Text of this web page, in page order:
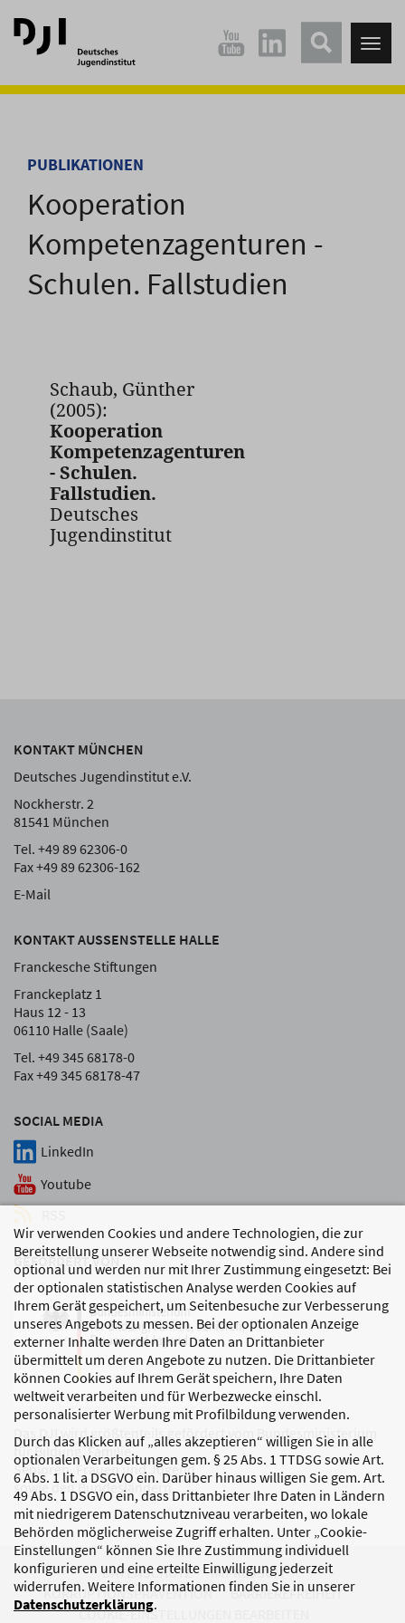
Direkt
zum
Hauptinhalt
Direkt
zum
Hauptmenü
Wir verwenden Cookies und andere Technologien, die zur
Bereitstellung unserer Webseite notwendig sind. Andere sind
optional und werden nur mit Ihrer Zustimmung eingesetzt: Bei
der optionalen statistischen Analyse werden Cookies auf
Ihrem Gerät gespeichert, um Seitenbesuche zur Verbesserung
unseres Angebots zu messen. Bei der optionalen Anzeige
externer Inhalte werden Ihre Daten an Drittanbieter
übermittelt um deren Angebote zu nutzen. Die Drittanbieter
können Cookies auf Ihrem Gerät speichern, Ihre Daten
weltweit verarbeiten und für Werbezwecke einschl.
personalisierter Werbung mit Profilbildung verwenden.
Durch das Klicken auf „alles akzeptieren“ willigen Sie in alle
optionalen Verarbeitungen gem. § 25 Abs. 1 TTDSG sowie Art.
6 Abs. 1 lit. a DSGVO ein. Darüber hinaus willigen Sie gem. Art.
49 Abs. 1 DSGVO ein, dass Drittanbieter Ihre Daten in Ländern
mit niedrigerem Datenschutzniveau verarbeiten, wo lokale
Behörden möglicherweise Zugriff erhalten. Unter „Cookie-
Einstellungen“ können Sie Ihre Zustimmung individuell
konfigurieren und eine erteilte Einwilligung jederzeit
widerrufen. Weitere Informationen finden Sie in unserer
Datenschutzerklärung.
PUBLIKATIONEN
Kooperation
Kompetenzagenturen -
Schulen. Fallstudien
Schaub, Günther
(2005):
Kooperation
Kompetenzagenturen
- Schulen.
Fallstudien.
Deutsches
Jugendinstitut
SOCIAL MEDIA
LinkedIn
Youtube
KONTAKT MÜNCHEN
Deutsches Jugendinstitut e.V.
Nockherstr. 2
81541 München
Tel. +49 89 62306-0
Fax +49 89 62306-162
E-Mail
KONTAKT AUSSENSTELLE HALLE
Franckesche Stiftungen
Franckeplatz 1
Haus 12 - 13
06110 Halle (Saale)
Tel. +49 345 68178-0
Fax +49 345 68178-47
GEFÖRDERT VON
Das DJI wird größtenteils gefördert vom Bundesministerium
für Bildung, Familie,
Senioren, Frauen und Jugend
sowie den Bundesländern.
DATENSCHUTZ
IMPRESSUM
KORRUPTIONSPRÄVENTION
BARRIEREFREIHEIT
COOKIE-EINSTELLUNGEN BEARBEITEN